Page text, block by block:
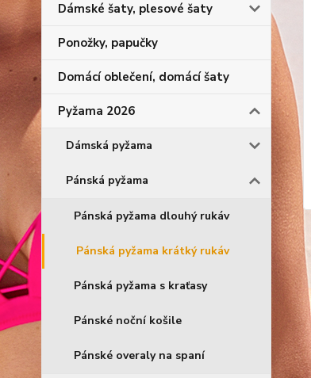
Dámské šaty, plesové šaty
Ponožky, papučky
Domácí oblečení, domácí šaty
Pyžama 2026
Dámská pyžama
Pánská pyžama
Pánská pyžama dlouhý rukáv
Pánská pyžama krátký rukáv
Pánská pyžama s kraťasy
Pánské noční košile
Pánské overaly na spaní